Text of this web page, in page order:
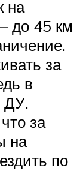
на
до 45 км
за
в
ДУ.
за
на
по